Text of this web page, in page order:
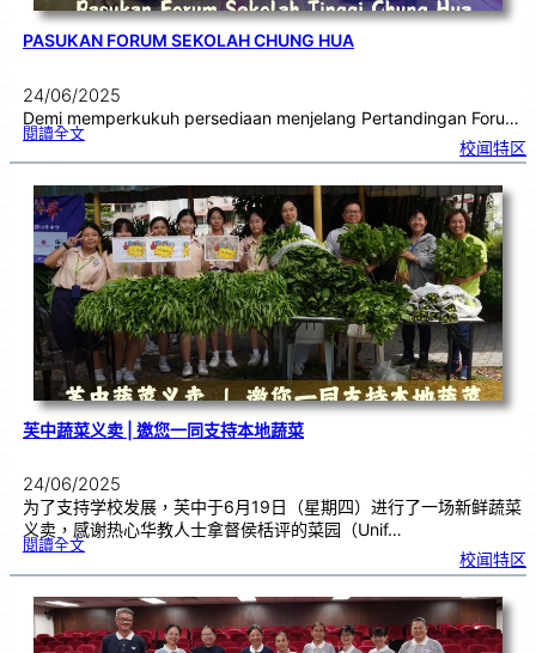
PASUKAN FORUM SEKOLAH CHUNG HUA
24/06/2025
Demi memperkukuh persediaan menjelang Pertandingan Foru…
閱讀全文:P
u
a
n
F
o
r
u
m
S
e
k
o
la
h
C
h
u
n
g
ua
校闻特区
芙中蔬菜义卖 | 邀您一同支持本地蔬菜
24/06/2025
为了支持学校发展，芙中于6月19日（星期四）进行了一场新鲜蔬菜
义卖，感谢热心华教人士拿督侯栝评的菜园（Unif…
閱讀全文:芙
菜
卖
|邀
您
一
同
支
校闻特区